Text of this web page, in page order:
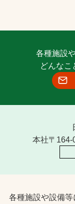
各種施設
どんなこ
本社〒164-
各種施設や設備